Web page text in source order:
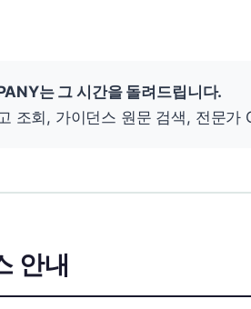
는 그 시간을 돌려드립니다.
조회, 가이던스 원문 검색, 전문
안내